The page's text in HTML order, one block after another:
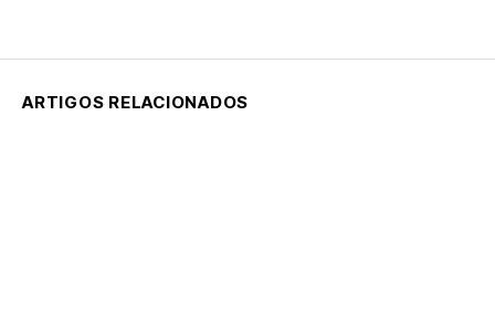
ARTIGOS RELACIONADOS